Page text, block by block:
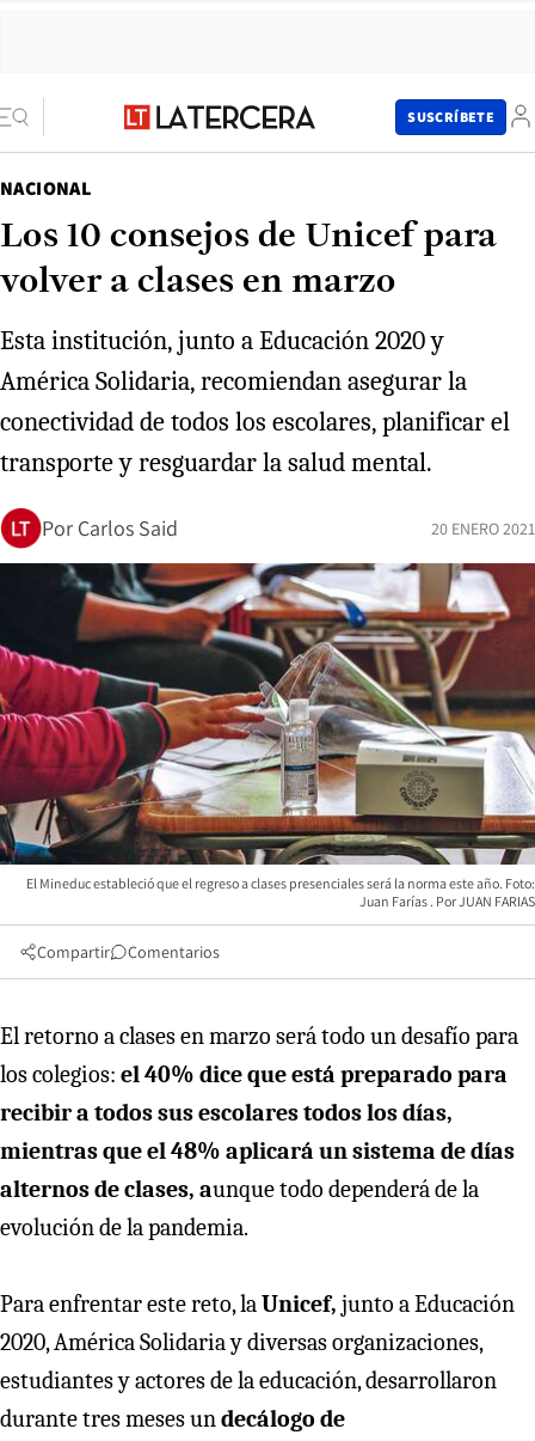
SUSCRÍBETE
NACIONAL
Los 10 consejos de Unicef para
volver a clases en marzo
Esta institución, junto a Educación 2020 y
América Solidaria, recomiendan asegurar la
conectividad de todos los escolares, planificar el
transporte y resguardar la salud mental.
Por Carlos Said 20 ENERO 2021
El Mineduc estableció que el regreso a clases presenciales será la norma este año. Foto:
Juan Farías
JUAN FARIAS
Compartir Comentarios
El retorno a clases en marzo será todo un desafío para
los colegios: el 40% dice que está preparado para
recibir a todos sus escolares todos los días,
mientras que el 48% aplicará un sistema de días
alternos de clases, aunque todo dependerá de la
evolución de la pandemia.
Para enfrentar este reto, laUnicef, junto a Educación
2020, América Solidaria y diversas organizaciones,
estudiantes y actores de la educación, desarrollaron
durante tres meses undecálogo de